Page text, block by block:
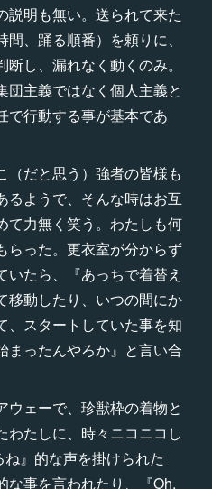
説明も無い。送られて来た
、踊る順番）を頼りに、
し、漏れなく動くのみ。
団主義ではなく個人主義と
で行動する事が基本であ
（だと思う）強者の皆様も
るようで、そんな時はお互
て力無く笑う。わたしも何
らった。更衣室が分からず
たら、『あっちで着替え
移動したり、いつの間にか
、スタートしていた事を知
まったんやろか』と言い合
ウェーで、珍獣枠の着物と
わたしに、時々ニコニコし
』的な声を掛けられた
な事を言われたり、『Oh,